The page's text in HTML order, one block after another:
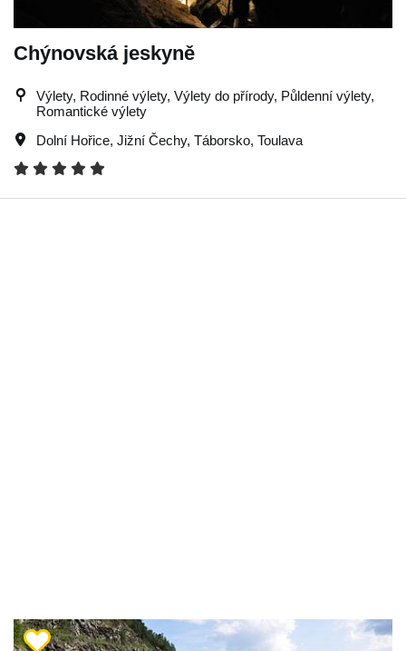
Chýnovská jeskyně
Výlety, Rodinné výlety, Výlety do přírody, Půldenní výlety,
Romantické výlety
Dolní Hořice, Jižní Čechy, Táborsko, Toulava